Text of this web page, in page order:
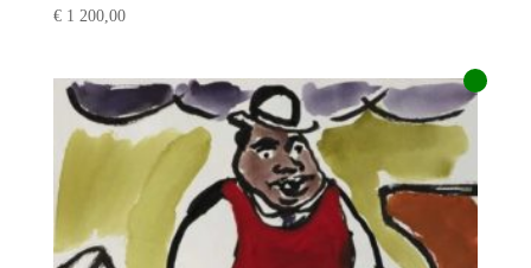
€1 200,00